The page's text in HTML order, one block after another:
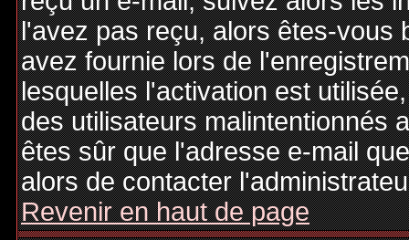
l'avez pas reçu, alors êtes-vous
avez fournie lors de
lesquelles l'activation est
des utilisateurs malintentionnés
êtes sûr que l'adresse e-mail
alors de contacter
Revenir en haut de page